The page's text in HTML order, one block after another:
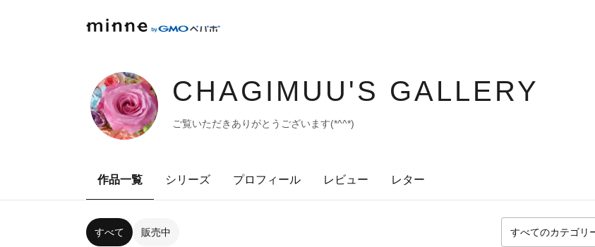
CHAGIMUU'S GALLERY
ご覧いただきありがとうございます(*^^*)
作品一覧 シリーズ プロフィール レビュー レター
すべて 販売中